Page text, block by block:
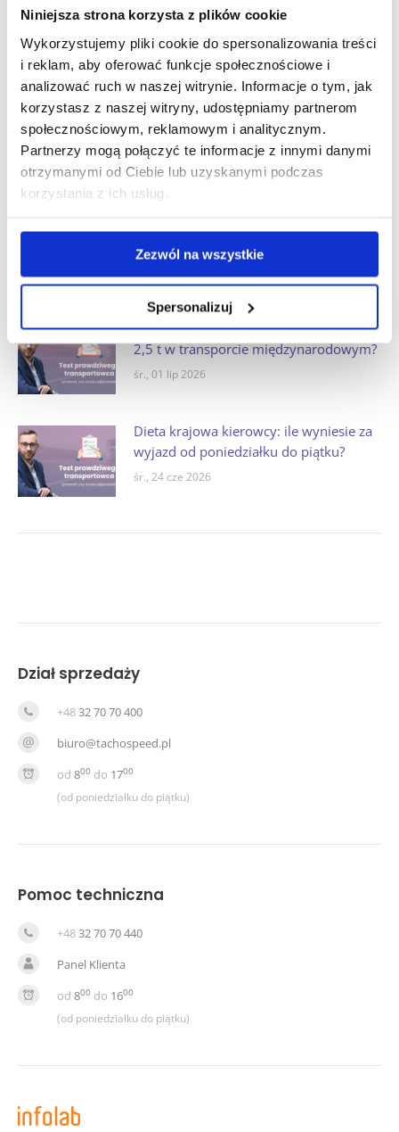
Niniejsza strona korzysta z plików cookie
Wykorzystujemy pliki cookie do spersonalizowania treści
i reklam, aby oferować funkcje społecznościowe i
analizować ruch w naszej witrynie. Informacje o tym, jak
korzystasz z naszej witryny, udostępniamy partnerom
społecznościowym, reklamowym i analitycznym.
Partnerzy mogą połączyć te informacje z innymi danymi
otrzymanymi od Ciebie lub uzyskanymi podczas
korzystania z ich usług.
Zezwól na wszystkie
Spersonalizuj
Ile dni wstecz kierowca musi mieć dane
z karty i wykresówki? Test wiedzy
śr., 29 lip 2026
Kiedy nie trzeba zaświadczenia na
przewozy drogowe na potrzeby własne?
Sprawdź się w quizie
śr., 22 lip 2026
quizie
śr., 15 lip 2026
Ile godzin może jechać kierowca busa
2,5 t w transporcie międzynarodowym?
śr., 01 lip 2026
Dieta krajowa kierowcy: ile wyniesie za
wyjazd od poniedziałku do piątku?
śr., 24 cze 2026
Dział sprzedaży
+4832 70 70 400
biuro@tachospeed.pl
od 800 do 1700
(od poniedziałku do piątku)
Pomoc techniczna
+4832 70 70 440
Panel Klienta
od 800 do 1600
(od poniedziałku do piątku)